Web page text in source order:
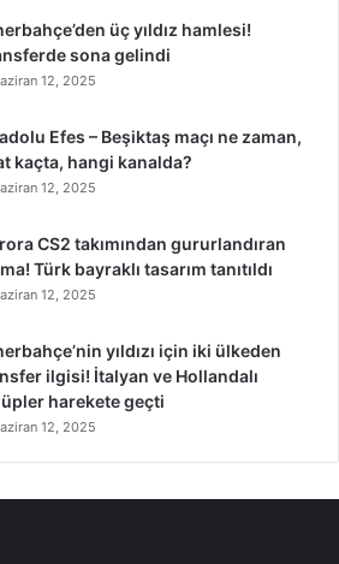
üç yıldız hamlesi!
sona gelindi
12, 2025
Efes – Beşiktaş maçı ne zaman,
kaçta, hangi kanalda?
12, 2025
CS2 takımından gururlandıran
Türk bayraklı tasarım tanıtıldı
12, 2025
yıldızı için iki ülkeden
ilgisi! İtalyan ve Hollandalı
harekete geçti
12, 2025